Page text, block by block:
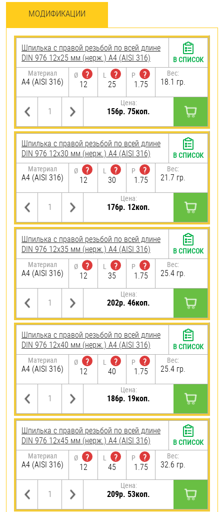
МОДИФИКАЦИИ
Шпилька с правой резьбой по всей длине
DIN 976 12х25 мм (нерж.) A4 (AISI 316)
Материал
A4 (AISI 316)
Ø
?
12
L
?
25
P
?
1.75
Вес:
18.1 гр.
Цена:
156р. 75коп.
В СПИСОК
Шпилька с правой резьбой по всей длине
DIN 976 12х30 мм (нерж.) A4 (AISI 316)
Материал
A4 (AISI 316)
Ø
?
12
L
?
30
P
?
1.75
Вес:
21.7 гр.
Цена:
176р. 12коп.
В СПИСОК
Шпилька с правой резьбой по всей длине
DIN 976 12х35 мм (нерж.) A4 (AISI 316)
Материал
A4 (AISI 316)
Ø
?
12
L
?
35
P
?
1.75
Вес:
25.4 гр.
Цена:
202р. 46коп.
В СПИСОК
Шпилька с правой резьбой по всей длине
DIN 976 12х40 мм (нерж.) A4 (AISI 316)
Материал
A4 (AISI 316)
Ø
?
12
L
?
40
P
?
1.75
Вес:
25.4 гр.
Цена:
186р. 19коп.
В СПИСОК
Шпилька с правой резьбой по всей длине
DIN 976 12х45 мм (нерж.) A4 (AISI 316)
Материал
A4 (AISI 316)
Ø
?
12
L
?
45
P
?
1.75
Вес:
32.6 гр.
Цена:
209р. 53коп.
В СПИСОК